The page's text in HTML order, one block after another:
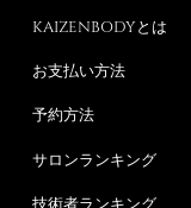
KAIZENBODYとは
お支払い方法
予約方法
サロンランキング
技術者ランキング